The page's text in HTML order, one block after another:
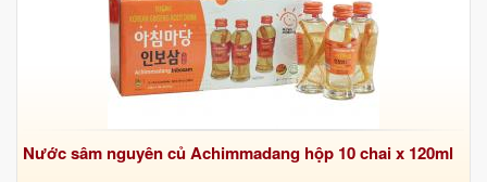
Nước sâm nguyên củ Achimmadang hộp 10 chai x 120ml